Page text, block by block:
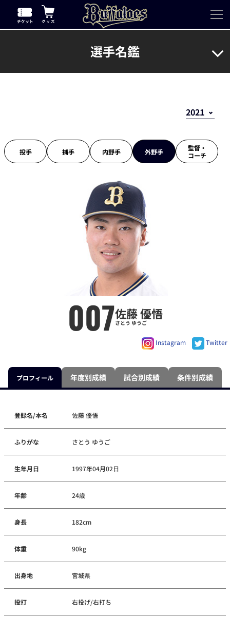
選手名鑑
投手 捕手 内野手 外野手
監督・
コーチ
007佐藤 優悟
さとう ゆうご
Instagram Twitter
プロフィール 年度別成績 試合別成績 条件別成績
登録名/本名 佐藤 優悟
ふりがな さとう ゆうご
生年月日 1997年04月02日
年齢 24歳
身長 182cm
体重 90kg
出身地 宮城県
投打 右投げ/右打ち